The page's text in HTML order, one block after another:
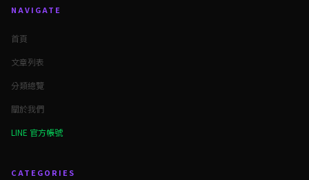
NAVIGATE
首頁
文章列表
分類總覽
關於我們
LINE 官方帳號
CATEGORIES